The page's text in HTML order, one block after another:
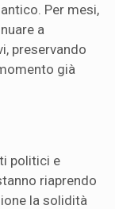
Per mesi,
a
preservando
già
politici e
riaprendo
la solidità